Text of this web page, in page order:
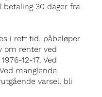
betaling 30 dager fra
i rett tid, påbeløper
om renter ved
12-17. Ved
manglende
varsel, bli